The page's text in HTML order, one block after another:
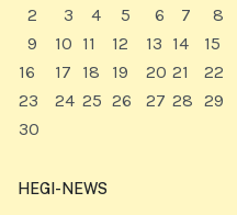
2
3 4 5 6 7
8
9
10 11 12 13 14
15
16
17 18 19 20 21
22
23
24 25 26 27 28 29
30
HEGI-NEWS